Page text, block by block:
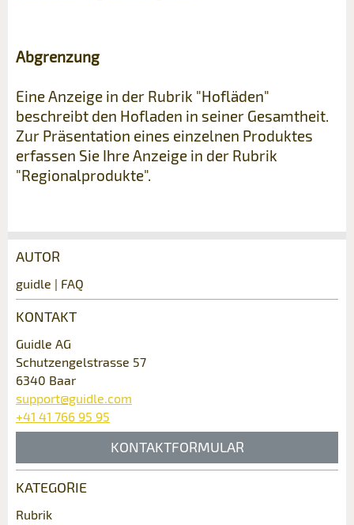
Abgrenzung
Eine Anzeige in der Rubrik "Hofläden"
beschreibt den Hofladen in seiner Gesamtheit.
Zur Präsentation eines einzelnen Produktes
erfassen Sie Ihre Anzeige in der Rubrik
"Regionalprodukte".
Anzeige beanstanden
Ihr Feedback wird sehr geschätzt!
Allgemeines Feedback
Anzeige nicht mehr gültig
Anzeige unvollständig
Anzeige weiterempfehlen
Empfehlen Sie diese Anzeige an Freunde
AUTOR
guidle | FAQ
KONTAKT
Guidle AG
Schutzengelstrasse 57
6340 Baar
support@guidle.com
+41 41 766 95 95
KONTAKTFORMULAR
Kontakt
KATEGORIE
Rubrik